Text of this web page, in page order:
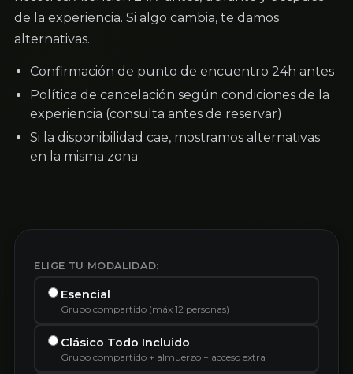
de la experiencia. Si algo cambia, te damos
alternativas.
Confirmación de punto de encuentro 24h antes
Política de cancelación según condiciones de la
experiencia (consulta antes de reservar)
Si la disponibilidad cae, mostramos alternativas
en la misma zona
ELIGE TU MODALIDAD:
Esencial
Grupo compartido (máx 12 personas)
Clásico Todo Incluido
Grupo compartido + almuerzo + acceso extra